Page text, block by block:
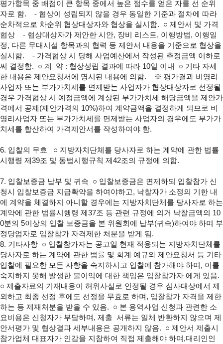
평가항목 중 배점이 큰 항목 중에서 높은 점수를 얻은 자를 선 순위
자로 함. - 협상이 성립되지 않을 경우 동일한 기준과 절차에 따라
순차적으로 차순위 협상대상자와 협상을 실시함. ○ 제안서 및 가격
협상 - 협상대상자가 제안한 시안, 장비 리스트, 이행방법, 이행일
정, 다른 무대시설 항목과의 협력 등 제안서 내용을 기준으로 협상을
실시함. - 가격협상 시 당해 사업예산에서 작성된 추정금액 이하로
써 결정함. ○ 계 약 : 협상성립 결과에 따라 10일 이내
○ 기타 자세
한 내용은 제안요청서에 명시된 내용에 의함. ※ 평가결과 비영리
사업자 또는 부가가치세를 면제받는 사업자가 협상대상자로 선정될
경우 가격협상 시 예정금액에 계상된 부가가치세 해당금액을 제안가
격에서 공제(제안가격의 10%)하여 계약금액을 결정하게 되므로 비
영리사업자 또는 부가가치세를 면제받는 사업자의 경우에도 부가가
치세를 합산하여 가격제안서를 작성하여야 함.
6. 입찰의 무효
○ 지방자치단체를 당사자로 하는 계약에 관한 법률
시행령 제39조 및 동법시행규칙 제42조의 규정에 의함.
7. 입찰보증금 납부 및 귀속 ○ 입찰보증금은 면제하되 입찰참가 신
청시 입찰보증금 지급확약을 하여야하고, 낙찰자가 소정의 기한 내
에 계약을 체결하지 아니할 경우에는 지방자치단체를 당사자로 하는
계약에 관한 법률시행령 제37조 등 관련 규정에 의거 낙찰금액의 10
0분의 5이상의 입찰 보증금을 본 위원회에 납부(귀속)하여야 하며 부
정당업자로 입찰참가 자격제한 처분을 받게 됨.
8. 기타사항 ○ 입찰참가자는 공고일 현재 적용되는 지방자치단체를
당사자로 하는 계약에 관한 법률 및 회계 예규와 제안요청서 등 기타
입찰에 필요한 모든 사항을 숙지하시고 입찰에 참가해야 하며, 이를
숙지하지 못해 발생한 불이익에 대한 책임은 입찰참가자 에게 있음.
○ 제출자료의 기재내용이 허위사실로 인정될 경우 심사대상에서 제
외하고 최종 선정 후에도 선정을 무효로 하며, 입찰참가 자격을 제한
하는 등 제재처분을 받을 수 있음. ○ 본 용역사업 신청과 관련한 소
요비용은 신청자가 부담하며, 제출 서류는 일체 반환하지 않으며 제
안서평가 및 협상결과 세부내용은 공개하지 않음. ○ 제안서 제출시
참가업체 대표자가 인감을 지참하여 직접 제출해야 하며,대리인인